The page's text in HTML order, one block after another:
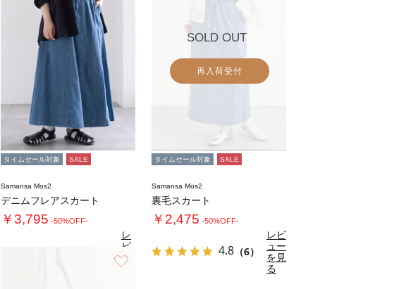
タイムセール対象 SALE
Samansa Mos2
デニムフレアスカート
￥3,795 -50%OFF-
レ
ビ
ュ
ー
SOLD OUT
再入荷受付
タイムセール対象 SALE
Samansa Mos2
裏毛スカート
￥2,475 -50%OFF-
4.8 （6）
レビ
ュー
を見
る
お気に入り